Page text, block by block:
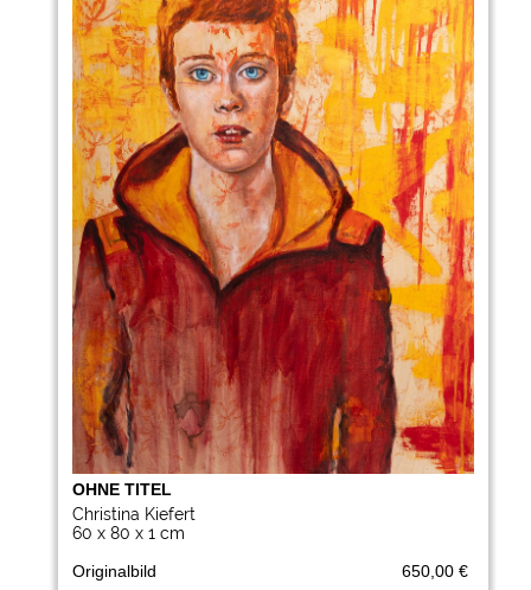
OHNE TITEL
Christina Kiefert
60 x 80 x 1 cm
Originalbild
650,00 €